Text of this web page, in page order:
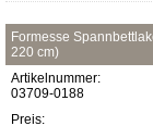
Formesse
220 cm)
Artikelnummer:
03709-0188
Preis: